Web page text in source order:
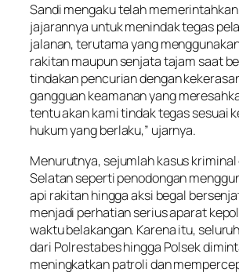
Sandi mengaku telah
jajarannya untuk menindak tegas
jalanan, terutama yang
rakitan maupun senjata tajam saat
tindakan pencurian dengan
gangguan keamanan yang
tentu akan kami tindak tegas sesuai
hukum yang berlaku,” ujarnya.
Menurutnya, sejumlah kasus
Selatan seperti penodongan
api rakitan hingga aksi begal
menjadi perhatian serius aparat
waktu belakangan. Karena itu,
dari Polrestabes hingga Polsek
meningkatkan patroli dan